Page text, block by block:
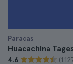
Paracas
Huacachina
4.6